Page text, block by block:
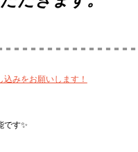
＝＝＝＝＝＝＝＝＝＝＝＝＝＝＝
みをお願いします！
です✨